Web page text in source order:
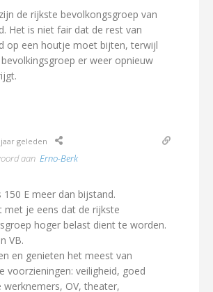
de rijkste bevolkongsgroep van
Het is niet fair dat de rest van
op een houtje moet bijten, terwijl
er weer opnieuw
jaar geleden
aan Erno-Berk
150 E meer dan bijstand.
met je eens dat de rijkste
hoger belast dient te worden.
VB.
en genieten het meest van
voorzieningen: veiligheid, goed
werknemers, OV, theater,